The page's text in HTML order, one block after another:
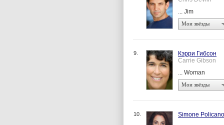
... Jim
Мои звёзды
9.
Кэрри Гибсон
Carrie Gibson
... Woman
Мои звёзды
10. Simone Policano